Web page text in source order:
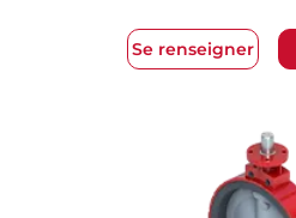
Se renseigner